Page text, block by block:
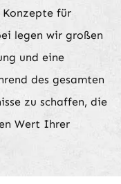
für
legen wir großen
und eine
des gesamten
zu schaffen, die
Wert Ihrer